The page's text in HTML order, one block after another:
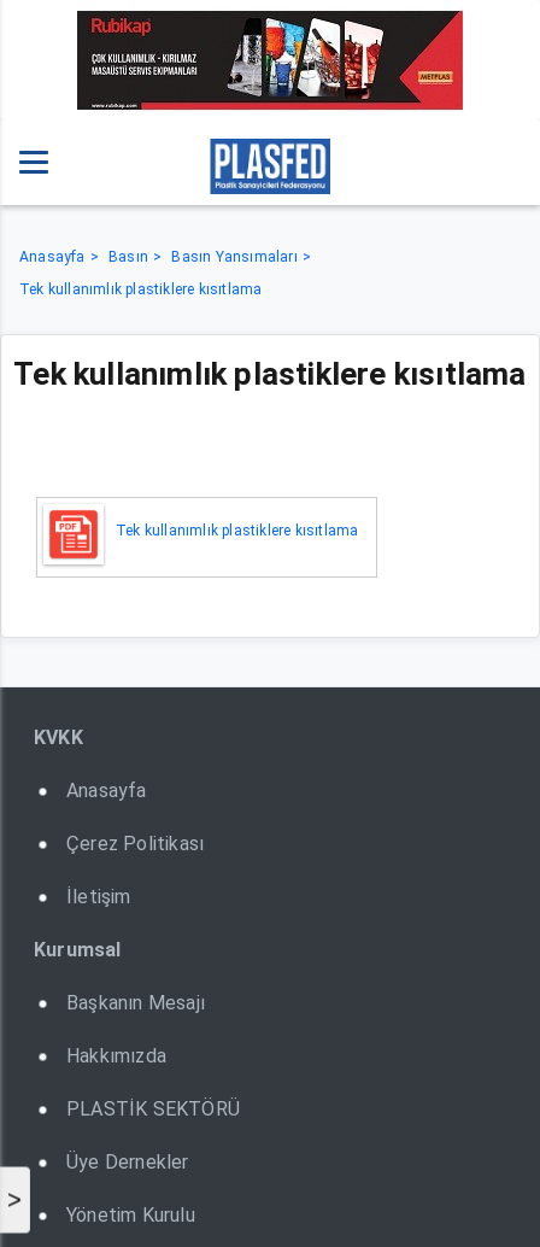
>
Anasayfa Basın
Basın Yansımaları
Tek kullanımlık plastiklere kısıtlama
Tek kullanımlık plastiklere kısıtlama
Tek kullanımlık plastiklere kısıtlama
KVKK
Anasayfa
Çerez Politikası
İletişim
Kurumsal
Başkanın Mesajı
Hakkımızda
PLASTİK SEKTÖRÜ
Üye Dernekler
Yönetim Kurulu